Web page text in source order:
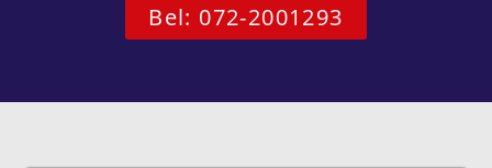
Bel: 072-2001293